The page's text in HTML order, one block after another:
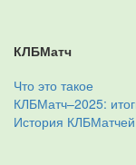
КЛБМатч
Что это такое
КЛБМатч–2025:
История КЛБМатчей